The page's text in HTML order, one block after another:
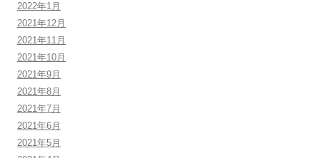
2022年1月
2021年12月
2021年11月
2021年10月
2021年9月
2021年8月
2021年7月
2021年6月
2021年5月